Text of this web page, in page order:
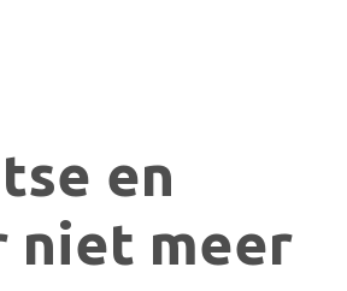
en
niet meer